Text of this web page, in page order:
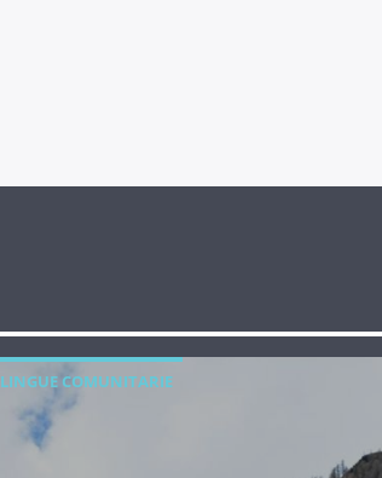
LINGUE COMUNITARIE